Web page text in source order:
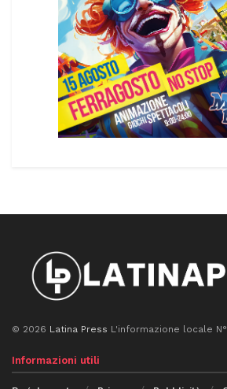
© 2026 Latina Press L'informazione locale
Informazioni utili